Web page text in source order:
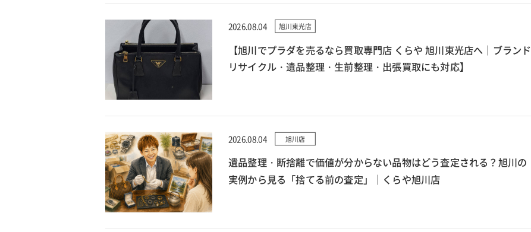
2026.08.04 旭川東光店
【旭川でプラダを売るなら買取専門店 くらや 旭川東光店へ｜ブランド
リサイクル・遺品整理・生前整理・出張買取にも対応】
2026.08.04 旭川店
遺品整理・断捨離で価値が分からない品物はどう査定される？旭川の
実例から見る「捨てる前の査定」｜くらや旭川店